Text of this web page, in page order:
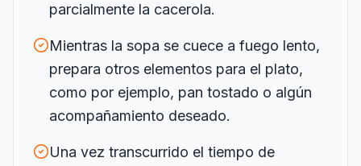
parcialmente la cacerola.
Mientras la sopa se cuece a fuego lento,
prepara otros elementos para el plato,
como por ejemplo, pan tostado o algún
acompañamiento deseado.
Una vez transcurrido el tiempo de